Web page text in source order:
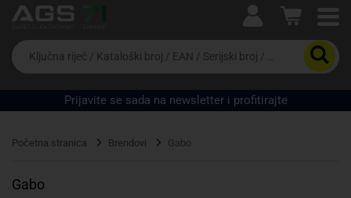
Ova postavka prilagođava asortiman proizvoda i
cijene vašim potrebama.
Da
biste
potražili
proizvod,
unesite
riječ,
EAN
Prijavite se sada na newsletter i profitirajte
Početna stranica Brendovi Gabo
Gabo